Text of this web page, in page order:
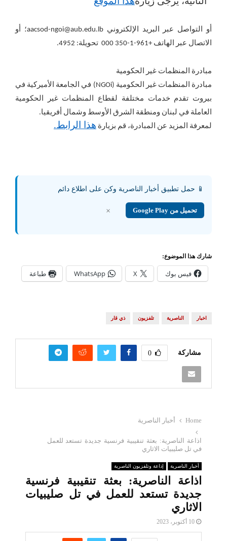
أو التواصل عبر البريد الإلكترونيaacsod-ngoi@aub.edu.lb؛ أو
الاتصال عبر الهاتف +961-1-350 000 تحويلة: 4952.
مبادرة المنظمات غير الحكومية
مبادرة المنظمات غير الحكومية (NGOi) في الجامعة الأميركية في
بيروت تقدم خدمات مختلفة لقطاع المنظمات غير الحكومية
العاملة في لبنان ومنطقة الشرق الأوسط وشمال أفريقيا.
لمعرفة المزيد عن المبادرة، قم بزيارة هذا الرابط.
📱 حمل تطبيق أخبار الناصرية وكن على اطلاع دائم
تحميل من Google Play ×
شارك هذا الموضوع:
فيس بوك X
WhatsApp طباعة
اخبار الناصرية تلفزيون ذي قار
مشاركة 0
Home أخبار الناصرية
اذاعة الناصرية: بعثة تنقيبية فرنسية جديدة تستعد للعمل
في تل صليبيات الاثاري
أخبار الناصرية إذاعة وتلفزيون الناصرية
اذاعة الناصرية: بعثة تنقيبية فرنسية
جديدة تستعد للعمل في تل صليبيات
الاثاري
10 أكتوبر، 2023